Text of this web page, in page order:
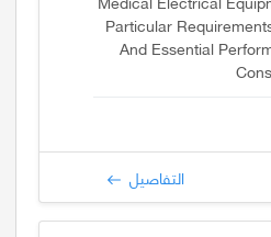
Particular
And Essential
التفاصيل